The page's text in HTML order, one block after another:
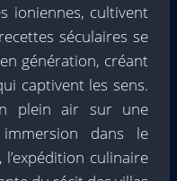
ioniennes, cultivent
séculaires se
génération, créant
captivent les sens.
plein air sur une
dans le
l’expédition culinaire